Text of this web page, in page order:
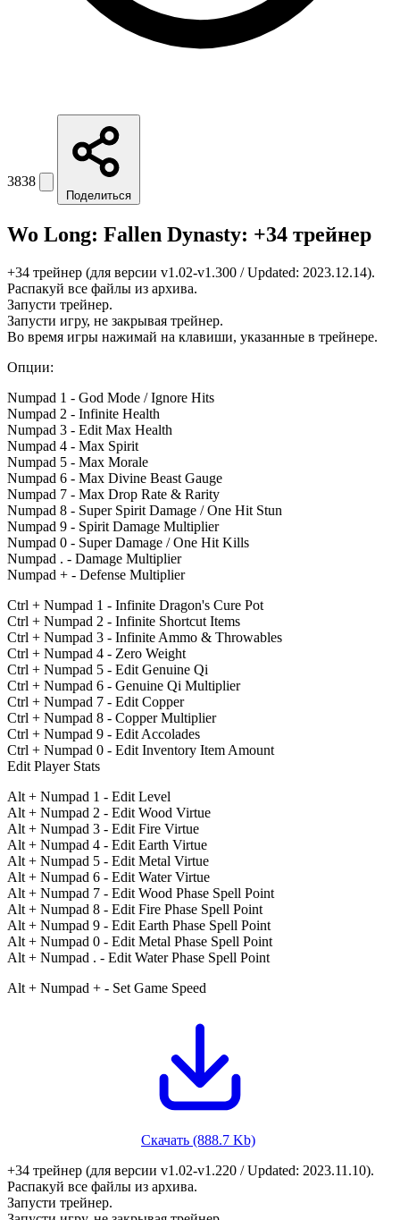
3838
Поделиться
Wo Long: Fallen Dynasty: +34 трейнер
+34 трейнер (для версии v1.02-v1.300 / Updated: 2023.12.14).
Распакуй все файлы из архива.
Запусти трейнер.
Запусти игру, не закрывая трейнер.
Во время игры нажимай на клавиши, указанные в трейнере.
Опции:
Numpad 1 - God Mode / Ignore Hits
Numpad 2 - Infinite Health
Numpad 3 - Edit Max Health
Numpad 4 - Max Spirit
Numpad 5 - Max Morale
Numpad 6 - Max Divine Beast Gauge
Numpad 7 - Max Drop Rate & Rarity
Numpad 8 - Super Spirit Damage / One Hit Stun
Numpad 9 - Spirit Damage Multiplier
Numpad 0 - Super Damage / One Hit Kills
Numpad . - Damage Multiplier
Numpad + - Defense Multiplier
Ctrl + Numpad 1 - Infinite Dragon's Cure Pot
Ctrl + Numpad 2 - Infinite Shortcut Items
Ctrl + Numpad 3 - Infinite Ammo & Throwables
Ctrl + Numpad 4 - Zero Weight
Ctrl + Numpad 5 - Edit Genuine Qi
Ctrl + Numpad 6 - Genuine Qi Multiplier
Ctrl + Numpad 7 - Edit Copper
Ctrl + Numpad 8 - Copper Multiplier
Ctrl + Numpad 9 - Edit Accolades
Ctrl + Numpad 0 - Edit Inventory Item Amount
Edit Player Stats
Alt + Numpad 1 - Edit Level
Alt + Numpad 2 - Edit Wood Virtue
Alt + Numpad 3 - Edit Fire Virtue
Alt + Numpad 4 - Edit Earth Virtue
Alt + Numpad 5 - Edit Metal Virtue
Alt + Numpad 6 - Edit Water Virtue
Alt + Numpad 7 - Edit Wood Phase Spell Point
Alt + Numpad 8 - Edit Fire Phase Spell Point
Alt + Numpad 9 - Edit Earth Phase Spell Point
Alt + Numpad 0 - Edit Metal Phase Spell Point
Alt + Numpad . - Edit Water Phase Spell Point
Alt + Numpad + - Set Game Speed
Скачать (888.7 Kb)
+34 трейнер (для версии v1.02-v1.220 / Updated: 2023.11.10).
Распакуй все файлы из архива.
Запусти трейнер.